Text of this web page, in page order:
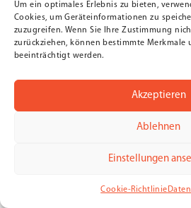
Um ein optimales Erlebnis zu bieten,
Cookies, um Geräteinformationen zu
zuzugreifen. Wenn Sie Ihre Zustimmung
zurückziehen, können bestimmte Merkmale
beeinträchtigt werden.
Akzeptieren
Ablehnen
Einstellungen
Cookie-Richtlinie